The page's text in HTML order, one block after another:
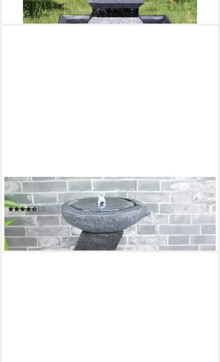
in 3-4 Werktagen bei dir
WEHMANN
Gartenbrunnen Solarbrunnen Cascade
(3)
179,00 € UVP199,00 €
in 3-4 Werktagen bei dir